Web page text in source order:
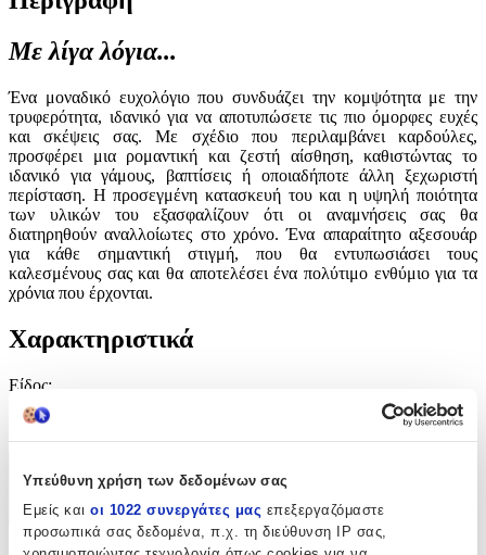
Υπεύθυνη χρήση των δεδομένων σας
Εμείς και οι 1022 συνεργάτες μας επεξεργαζόμαστε
προσωπικά σας δεδομένα, π.χ. τη διεύθυνση IP σας,
Με λίγα λόγια...
Ένα μοναδικό ευχολόγιο που συνδυάζει την κομψότητα με την
τρυφερότητα, ιδανικό για να αποτυπώσετε τις πιο όμορφες ευχές
και σκέψεις σας. Με σχέδιο που περιλαμβάνει καρδούλες,
προσφέρει μια ρομαντική και ζεστή αίσθηση, καθιστώντας το
ιδανικό για γάμους, βαπτίσεις ή οποιαδήποτε άλλη ξεχωριστή
περίσταση. Η προσεγμένη κατασκευή του και η υψηλή ποιότητα
των υλικών του εξασφαλίζουν ότι οι αναμνήσεις σας θα
διατηρηθούν αναλλοίωτες στο χρόνο. Ένα απαραίτητο αξεσουάρ
για κάθε σημαντική στιγμή, που θα εντυπωσιάσει τους
καλεσμένους σας και θα αποτελέσει ένα πολύτιμο ενθύμιο για τα
χρόνια που έρχονται.
Χαρακτηριστικά
Είδος:
Χαρακτηριστικά
+